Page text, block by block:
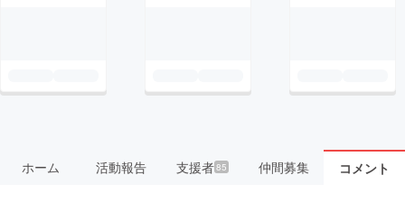
ホーム 活動報告 支援者85 仲間募集 コメント